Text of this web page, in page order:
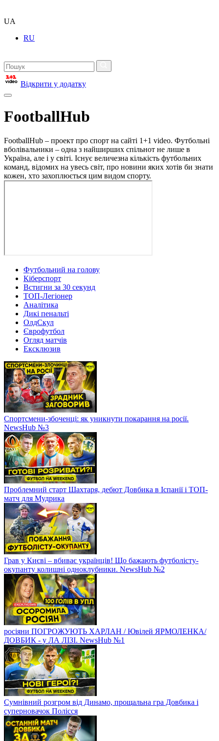
UA
RU
Відкрити у додатку
FootballHub
FootballHub – проект про спорт на сайті 1+1 video. Футбольні
вболівальники – одна з найширших спільнот не лише в
Україна, але і у світі. Існує величезна кількість футбольних
команд, відомих на увесь світ, про новини яких хотів би знати
кожен, хто захоплюється цим видом спорту.
Футбольний на голову
Кіберспорт
Встигни за 30 секунд
ТОП-Легіонер
Аналітика
Дикі пенальті
ОлдСкул
Єврофутбол
Огляд матчів
Ексклюзив
Спортсмени-збоченці: як уникнути покарання на росії.
NewsHub №3
Проблемний старт Шахтаря, дебют Довбика в Іспанії і ТОП-
матч для Мудрика
Грав у Києві – вбиває українців! Що бажають футболісту-
окупанту колишні одноклубники. NewsHub №2
росіяни ПОГРОЖУЮТЬ ХАРЛАН / Ювілей ЯРМОЛЕНКА/
ДОВБИК - у ЛА ЛІЗІ. NewsHub №1
Сумнівний розгром від Динамо, прощальна гра Довбика і
суперновачок Полісся